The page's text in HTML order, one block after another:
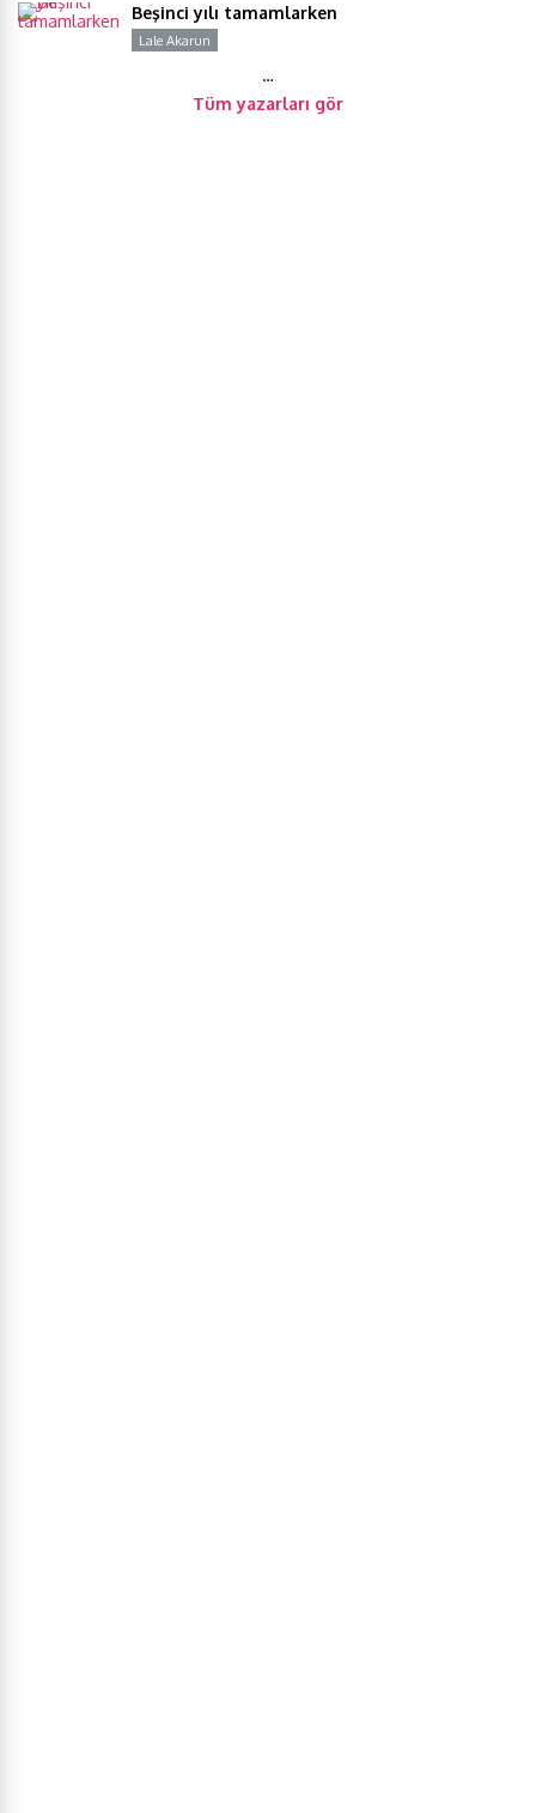
Beşinci yılı tamamlarken
Lale Akarun
…
Tüm yazarları gör